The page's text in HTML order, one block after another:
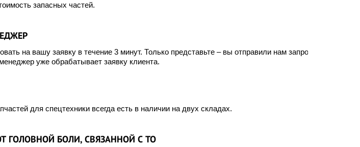
запасных частей.
на вашу заявку в течение 3 минут. Только представьте – вы отправили нам запрос, а
уже обрабатывает заявку клиента.
для спецтехники всегда есть в наличии на двух складах.
ГОЛОВНОЙ БОЛИ, СВЯЗАННОЙ С ТО